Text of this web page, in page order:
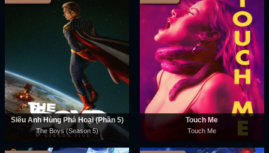
Siêu Anh Hùng Phá Hoại (Phần 5)
The Boys (Season 5)
Touch Me
Touch Me